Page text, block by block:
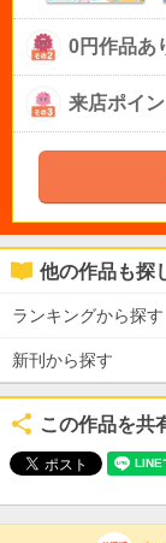
0円作品あ
来店ポイン
他の作品も探
ランキングから探す
新刊から探す
この作品を共